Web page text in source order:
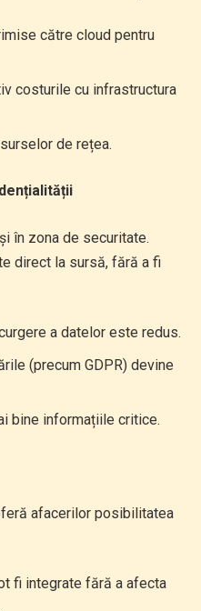
către cloud pentru
costurile cu infrastructura
de rețea.
în zona de securitate.
direct la sursă, fără a fi
a datelor este redus.
(precum GDPR) devine
bine informațiile critice.
afacerilor posibilitatea
fi integrate fără a afecta